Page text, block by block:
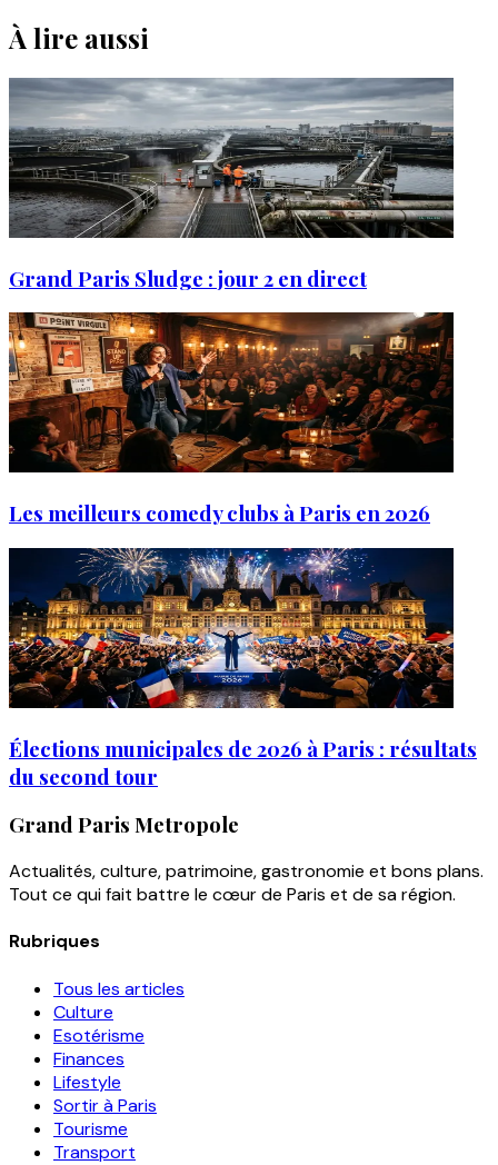
À lire aussi
Grand Paris Sludge : jour 2 en direct
Les meilleurs comedy clubs à Paris en 2026
Élections municipales de 2026 à Paris : résultats
du second tour
Grand Paris Metropole
Actualités, culture, patrimoine, gastronomie et bons plans.
Tout ce qui fait battre le cœur de Paris et de sa région.
Rubriques
Tous les articles
Culture
Esotérisme
Finances
Lifestyle
Sortir à Paris
Tourisme
Transport